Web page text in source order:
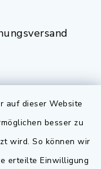
auf dieser Website
besser zu
wird. So können wir
erteilte Einwilligung